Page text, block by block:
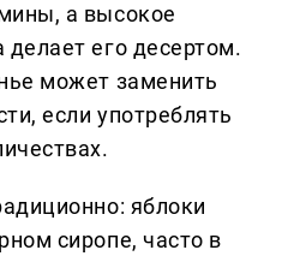
а высокое
его десертом.
может заменить
если употреблять
яблоки
сиропе, часто в